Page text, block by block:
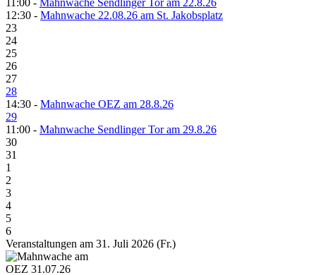
11:00 - Mahnwache Sendlinger Tor am 22.8.26
12:30 - Mahnwache 22.08.26 am St. Jakobsplatz
23
24
25
26
27
28
14:30 - Mahnwache OEZ am 28.8.26
29
11:00 - Mahnwache Sendlinger Tor am 29.8.26
30
31
1
2
3
4
5
6
Veranstaltungen am 31. Juli 2026 (Fr.)